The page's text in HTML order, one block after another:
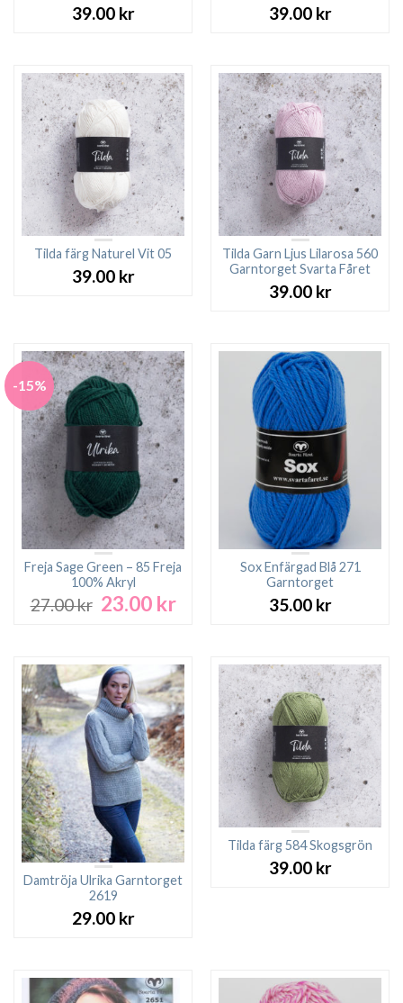
39.00 kr 39.00 kr
Tilda färg Naturel Vit 05
39.00 kr
Tilda Garn Ljus Lilarosa 560
Garntorget Svarta Fåret
39.00 kr
-15%
Freja Sage Green – 85 Freja
100% Akryl
27.00kr Det
27.00 kr.
23.00 krDet
23.00 kr.
Sox Enfärgad Blå 271
Garntorget
35.00 kr
Damtröja Ulrika Garntorget
2619
29.00 kr
Tilda färg 584 Skogsgrön
39.00 kr